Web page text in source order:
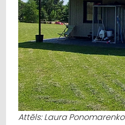
Attēls: Laura Ponomarenko